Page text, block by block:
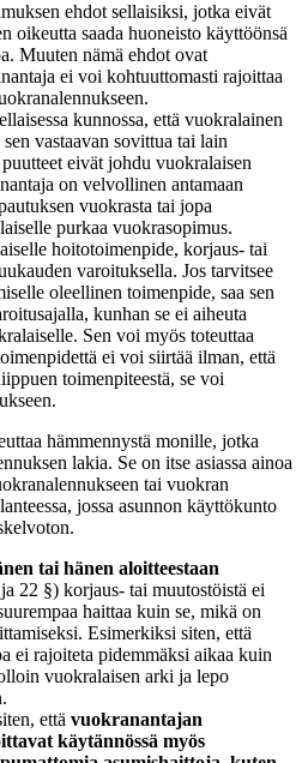
ehdot sellaisiksi, jotka eivät
oikeutta saada huoneisto käyttöönsä
Muuten nämä ehdot ovat
ei voi kohtuuttomasti rajoittaa
kunnossa, että vuokralainen
vastaavan sovittua tai lain
eivät johdu vuokralaisen
on velvollinen antamaan
vuokrasta tai jopa
purkaa vuokrasopimus.
hoitotoimenpide, korjaus- tai
varoituksella. Jos tarvitsee
oleellinen toimenpide, saa sen
kunhan se ei aiheuta
Sen voi myös toteuttaa
ei voi siirtää ilman, että
toimenpiteestä, se voi
hämmennystä monille, jotka
lakia. Se on itse asiassa ainoa
tai vuokran
jossa asunnon käyttökunto
tai hänen aloitteestaan
22 §) korjaus- tai muutostöistä ei
haittaa kuin se, mikä on
Esimerkiksi siten, että
ei rajoiteta pidemmäksi aikaa kuin
vuokralaisen arki ja lepo
että vuokranantajan
käytännössä myös